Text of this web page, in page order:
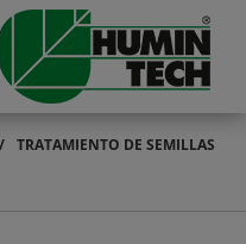
TRATAMIENTO DE SEMILLAS